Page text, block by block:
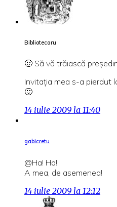
Bibliotecaru
🙂 Să vă trăiască
Invitaţia mea s-a pierdut
🙂
14 iulie 2009 la 11:40
gabicretu
@Ha! Ha!
A mea, de asemenea!
14 iulie 2009 la 12:12